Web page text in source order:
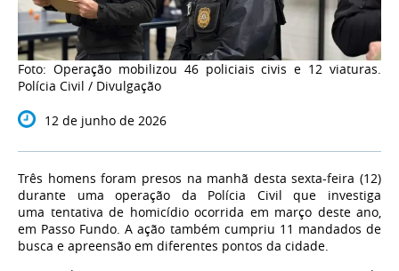
Foto: Operação mobilizou 46 policiais civis e 12 viaturas.
Polícia Civil / Divulgação
12 de junho de 2026
Três homens foram presos na manhã desta sexta-feira (12)
durante uma operação da Polícia Civil que investiga
uma tentativa de homicídio ocorrida em março deste ano,
em Passo Fundo. A ação também cumpriu 11 mandados de
busca e apreensão em diferentes pontos da cidade.